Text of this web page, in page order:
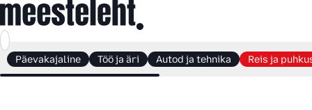
Päevakajaline Töö ja äri Autod ja tehnika Reis ja